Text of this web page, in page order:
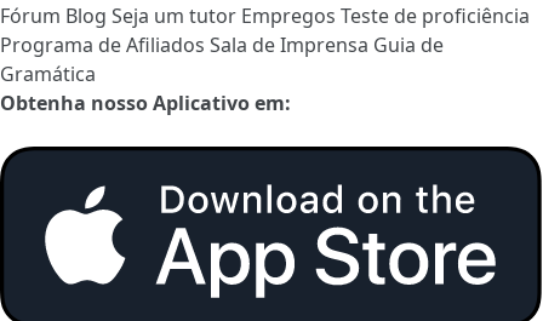
Fórum Blog Seja um tutor Empregos Teste de proficiência
Programa de Afiliados Sala de Imprensa Guia de
Gramática
Obtenha nosso Aplicativo em: